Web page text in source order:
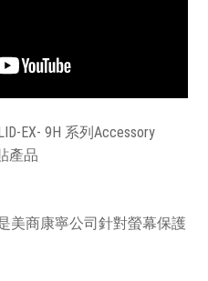
EX- 9H 系列Accessory
產品
美商康寧公司針對螢幕保護